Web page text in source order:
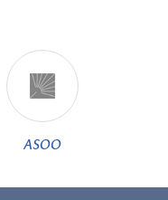
ASOO